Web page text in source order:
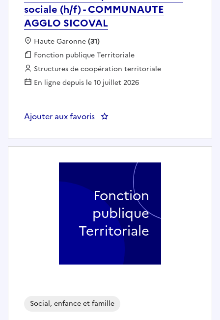
sociale (h/f) - COMMUNAUTE
AGGLO SICOVAL
Localisation :
Haute Garonne(31)
Fonction publique :
Fonction publique Territoriale
Employeur :
Structures de coopération territoriale
En ligne depuis le 10 juillet 2026
Ajouter aux favoris : Aide à domicile / auxiliaire de
Social, enfance et famille
Fonction
publique
Territoriale